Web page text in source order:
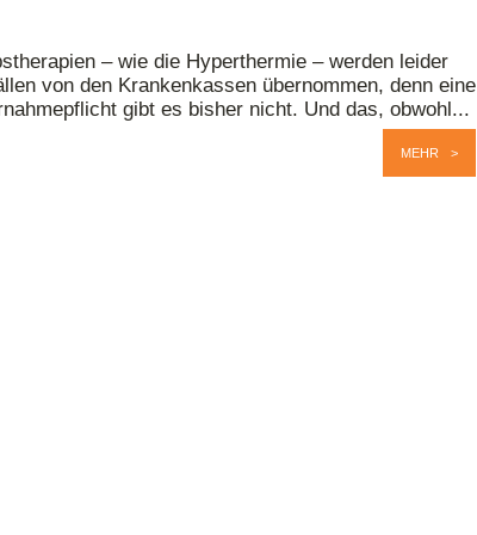
– wie die Hyperthermie – werden leider
von den Krankenkassen übernommen, denn eine
gibt es bisher nicht. Und das, obwohl...
MEHR